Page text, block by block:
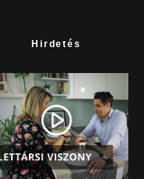
Hirdetés